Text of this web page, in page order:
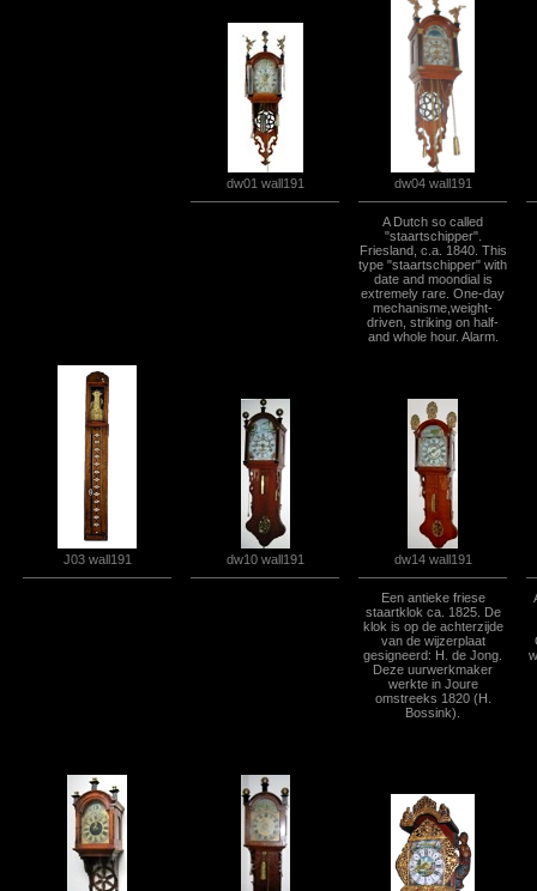
dw01 wall191 dw04 wall191
A Dutch so called
"staartschipper".
Friesland, c.a. 1840. This
type "staartschipper" with
date and moondial is
extremely rare. One-day
mechanisme,weight-
driven, striking on half-
and whole hour. Alarm.
J03 wall191 dw10 wall191 dw14 wall191
Een antieke friese
staartklok ca. 1825. De
klok is op de achterzijde
van de wijzerplaat
gesigneerd: H. de Jong.
Deze uurwerkmaker
werkte in Joure
omstreeks 1820 (H.
Bossink).